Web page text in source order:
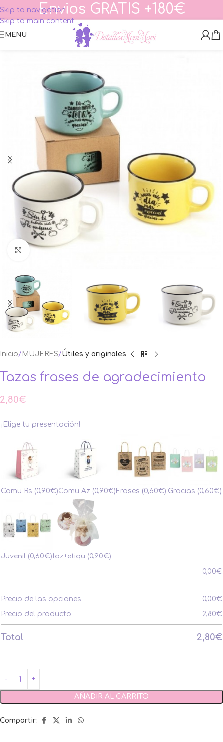
Skip to navigation
Skip to main content
Envios GRATIS +180€
MENU
Ampliar foto
Inicio MUJERES Útiles y originales
Tazas frases de agradecimiento
2,80€
¡Elige tu presentación!
Comu Rs (0,90€)Comu Az (0,90€) Frases (0,60€) Gracias (0,60€)
Juvenil (0,60€) laz+etiqu (0,90€)
0,00€
Precio de las opciones 0,00€
Precio del producto
2,80€
Total 2,80€
AÑADIR AL CARRITO
Compartir: